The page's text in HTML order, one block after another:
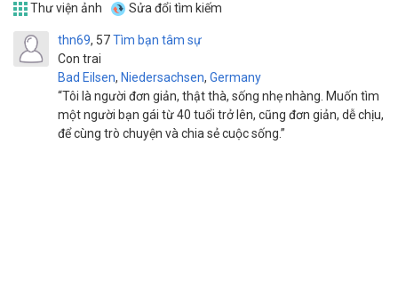
Thư viện ảnh Sửa đổi tìm kiếm
thn69
Con trai
57
Bad Eilsen, Niedersachsen, Germany
Tìm bạn tâm sự
“Tôi là người đơn giản, thật thà, sống nhẹ nhàng. Muốn tìm
một người bạn gái từ 40 tuổi trở lên, cũng đơn giản, dễ chịu,
để cùng trò chuyện và chia sẻ cuộc sống.”